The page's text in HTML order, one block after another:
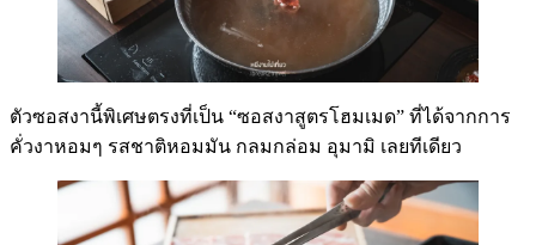
ตัวซอสงานี้พิเศษตรงที่เป็น “ซอสงาสูตรโฮมเมด” ที่ได้จากการ
คั่วงาหอมๆ รสชาติหอมมัน กลมกล่อม อุมามิ เลยทีเดียว